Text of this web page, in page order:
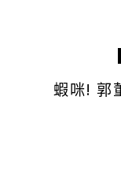
蝦咪! 郭